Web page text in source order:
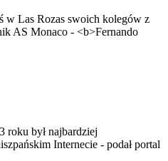
w Las Rozas swoich kolegów z
AS Monaco - <b>Fernando
roku był najbardziej
Internecie - podał portal